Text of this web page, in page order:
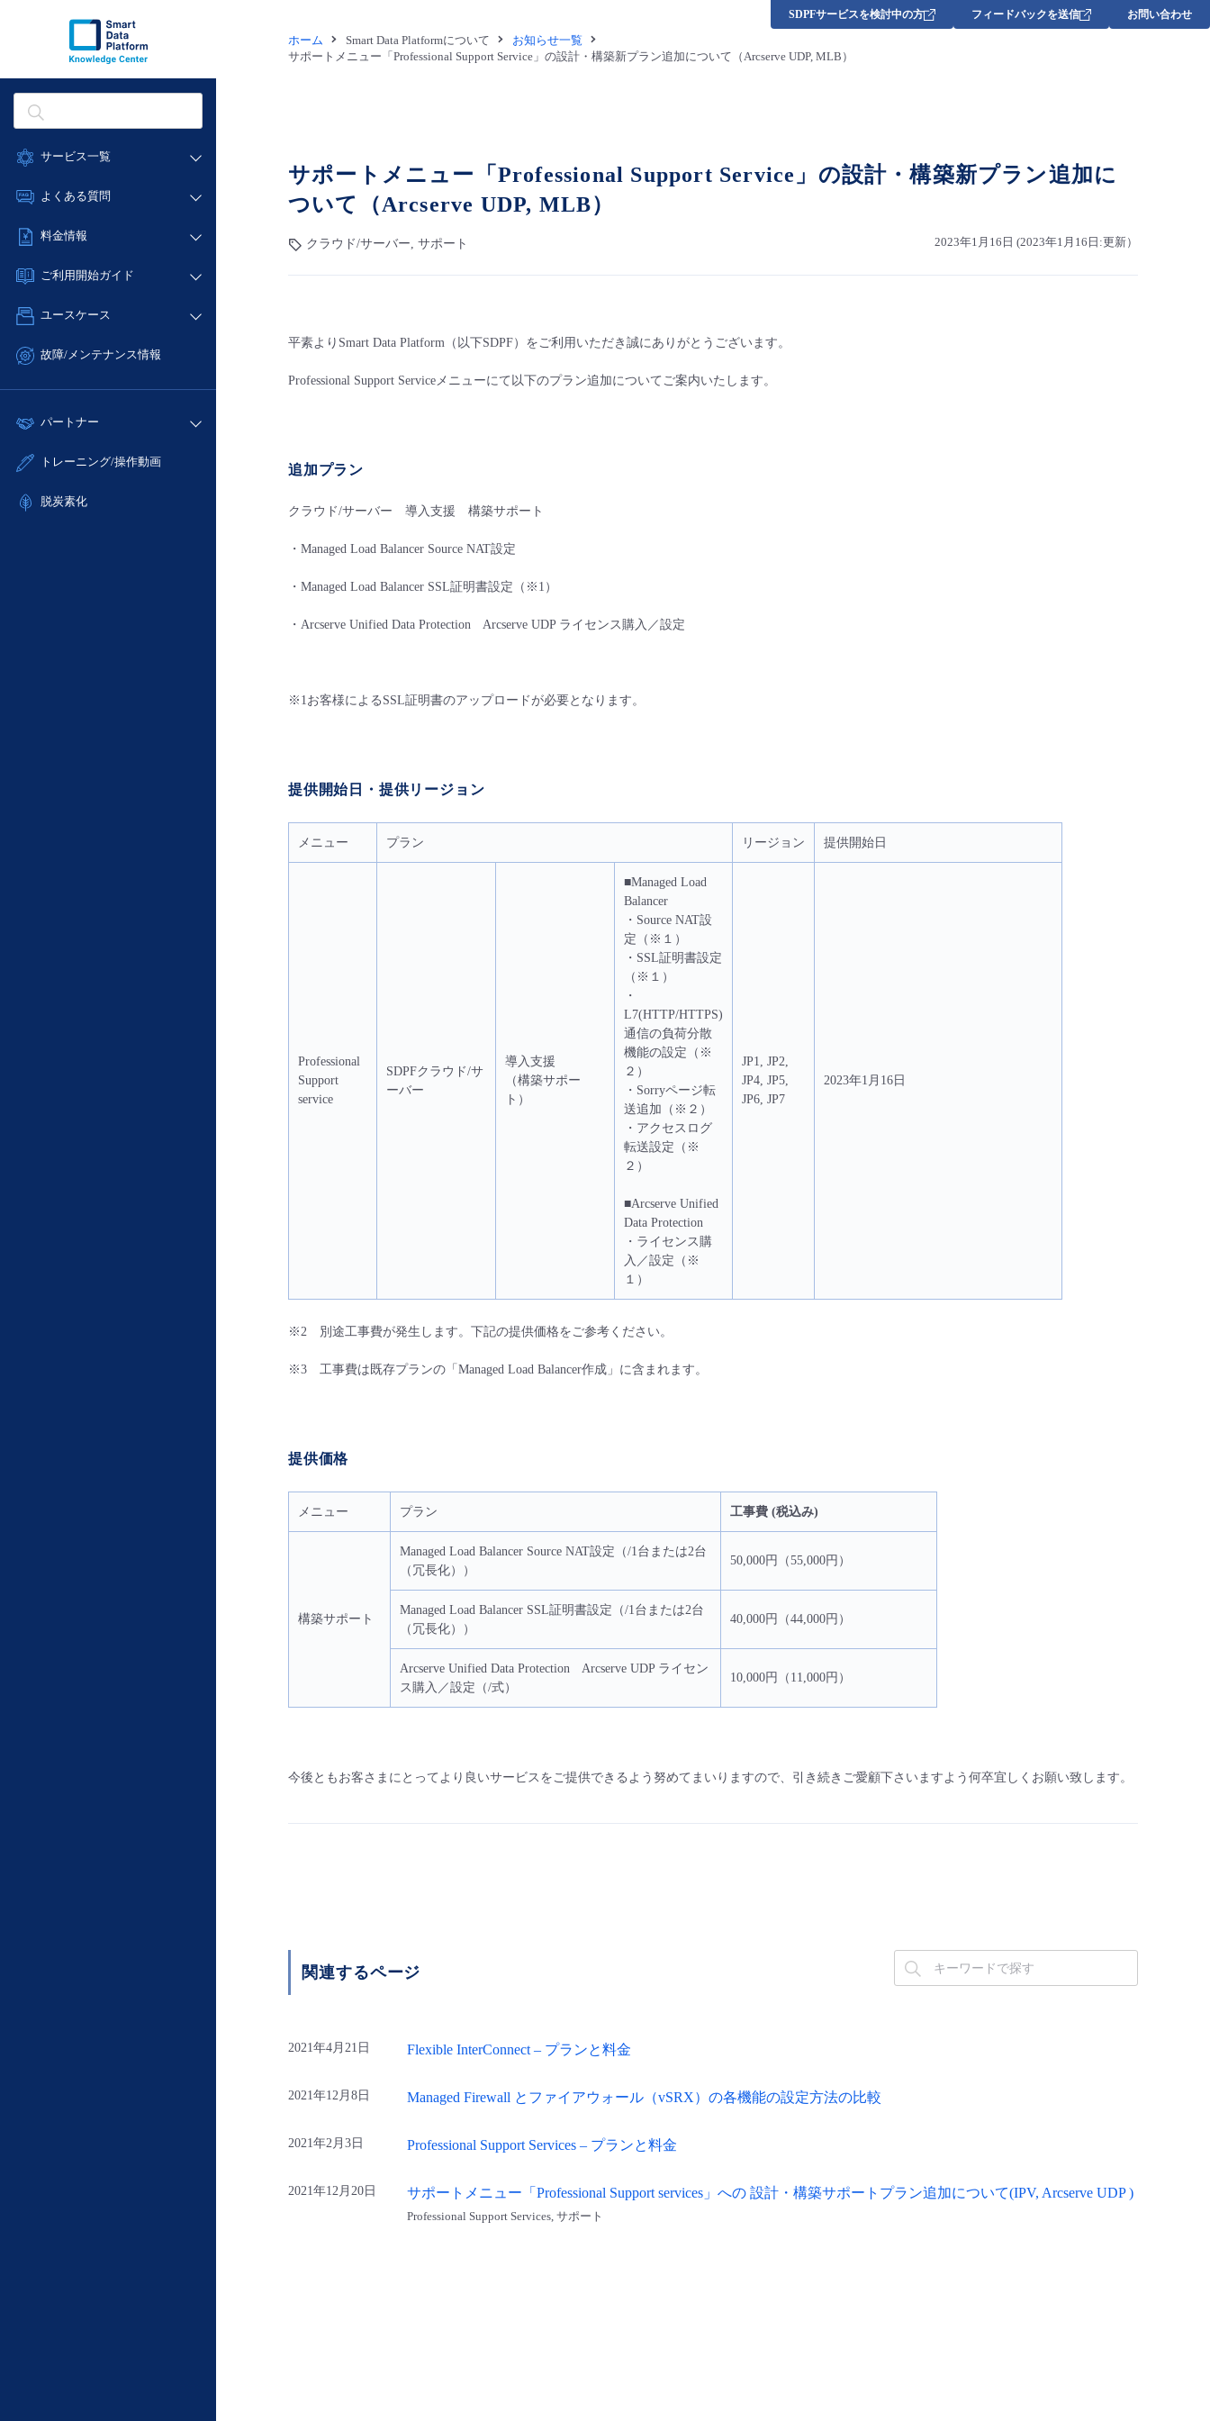
サービス一覧
データ利活用
ネットワーク
IoT
サポート
管理機能
よくある質問
データ利活用
ネットワーク
IoT
サポート
管理機能
すべてのメニューを見る
料金情報
料金シミュレーター
クラウド/サーバー
ネットワーク
サポート
すべてのメニューを見る
ご利用開始ガイド
■ 管理機能
- 初期設定・確認
- ユーザー機能の管理
- APIリファレンス
ユースケース
- バックアップ
- IoT
- ITインフラストラクチャー
故障/メンテナンス情報
サービス稼働状況
故障/メンテナンス履歴
定期メンテナンス
パートナー
販売パートナー向けプログラム
トレーニング/操作動画
脱炭素化
SDPFサービスを検討中の方 フィードバックを送信 お問い合わせ
ホーム Smart Data Platformについて
お知らせ一覧
サポートメニュー「Professional Support Service」の設計・構築新プラン追加について（Arcserve UDP, MLB）
サポートメニュー「Professional Support Service」の設計・構築新プラン追加に
ついて（Arcserve UDP, MLB）
クラウド/サーバー, サポート 2023年1月16日 (2023年1月16日:更新）
平素よりSmart Data Platform（以下SDPF）をご利用いただき誠にありがとうございます。
Professional Support Serviceメニューにて以下のプラン追加についてご案内いたします。
追加プラン
クラウド/サーバー 導入支援 構築サポート
・Managed Load Balancer Source NAT設定
・Managed Load Balancer SSL証明書設定（※1）
・Arcserve Unified Data Protection Arcserve UDP ライセンス購入／設定
※1お客様によるSSL証明書のアップロードが必要となります。
提供開始日・提供リージョン
メニュー プラン リージョン 提供開始日
Professional
Support
service
SDPFクラウド/サ
ーバー
導入支援
（構築サポー
ト）
■Managed Load
Balancer
・Source NAT設
定（※１）
・SSL証明書設定
（※１）
・
L7(HTTP/HTTPS)
通信の負荷分散
機能の設定（※
２）
・Sorryページ転
送追加（※２）
・アクセスログ
転送設定（※
２）
■Arcserve Unified
Data Protection
・ライセンス購
入／設定（※
１）
JP1, JP2,
JP4, JP5,
JP6, JP7
2023年1月16日
※2 別途工事費が発生します。下記の提供価格をご参考ください。
※3 工事費は既存プランの「Managed Load Balancer作成」に含まれます。
提供価格
メニュー プラン 工事費 (税込み)
構築サポート
Managed Load Balancer Source NAT設定（/1台または2台
（冗長化））
50,000円（55,000円）
Managed Load Balancer SSL証明書設定（/1台または2台
（冗長化））
40,000円（44,000円）
Arcserve Unified Data Protection Arcserve UDP ライセン
ス購入／設定（/式）
10,000円（11,000円）
今後ともお客さまにとってより良いサービスをご提供できるよう努めてまいりますので、引き続きご愛顧下さいますよう何卒宜しくお願い致します。
関連するページ
2021年4月21日 Flexible InterConnect – プランと料金
2021年12月8日 Managed Firewall とファイアウォール（vSRX）の各機能の設定方法の比較
2021年2月3日 Professional Support Services – プランと料金
2021年12月20日 サポートメニュー「Professional Support services」への 設計・構築サポートプラン追加について(IPV, Arcserve UDP )
Professional Support Services, サポート